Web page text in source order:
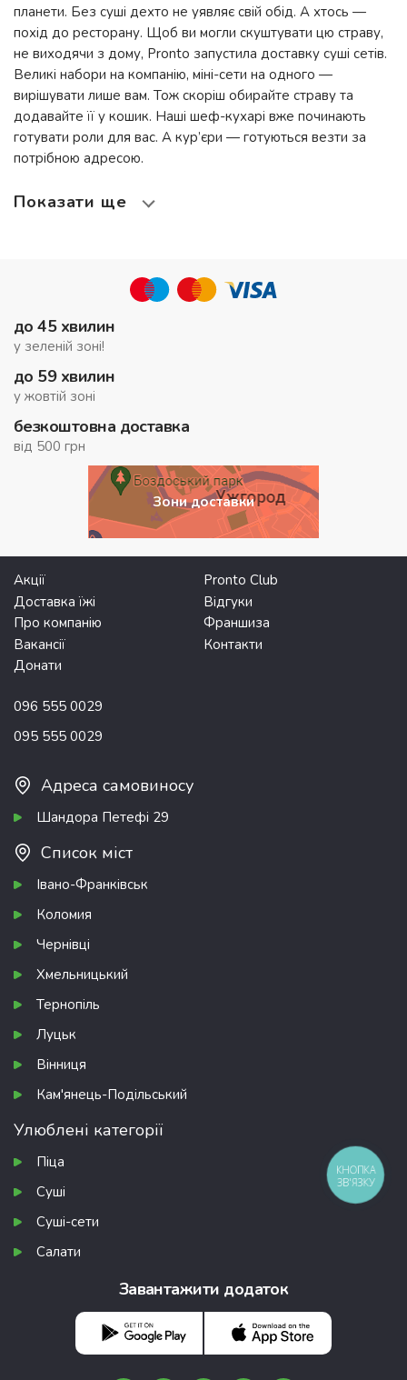
планети. Без суші дехто не уявляє свій обід. А хтось —
похід до ресторану. Щоб ви могли скуштувати цю страву,
не виходячи з дому, Pronto запустила доставку суші сетів.
Великі набори на компанію, міні-сети на одного —
вирішувати лише вам. Тож скоріш обирайте страву та
додавайте її у кошик. Наші шеф-кухарі вже починають
готувати роли для вас. А кур’єри — готуються везти за
потрібною адресою.
Показати ще
до 45 хвилин
у зеленій зоні!
до 59 хвилин
у жовтій зоні
безкоштовна доставка
від 500 грн
Зони доставки
Акції
Pronto Club
Доставка їжі
Відгуки
Про компанію
Франшиза
Вакансії
Контакти
Донати
096 555 0029
095 555 0029
Адреса самовиносу
Шандора Петефі 29
Список міст
Івано-Франківськ
Коломия
Чернівці
Хмельницький
Тернопіль
Луцьк
Вінниця
Кам'янець-Подільський
Улюблені категорії
Піца
Суші
Суші-сети
Салати
Завантажити додаток
КНОПКА
ЗВ'ЯЗКУ